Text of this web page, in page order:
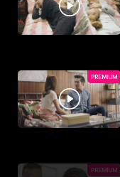
PREMIUM
PREMIUM